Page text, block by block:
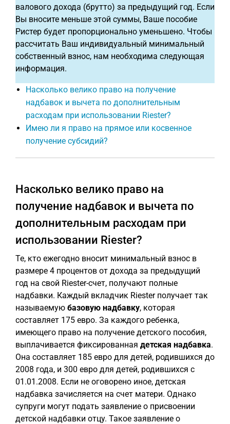
валового дохода (брутто) за предыдущий год. Если
Вы вносите меньше этой суммы, Ваше пособие
Ристер будет пропорционально уменьшено. Чтобы
рассчитать Ваш индивидуальный минимальный
собственный взнос, нам необходима следующая
информация.
Насколько велико право на получение
надбавок и вычета по дополнительным
расходам при использовании Riester?
Имею ли я право на прямое или косвенное
получение субсидий?
Насколько велико право на
получение надбавок и вычета по
дополнительным расходам при
использовании Riester?
Те, кто ежегодно вносит минимальный взнос в
размере 4 процентов от дохода за предыдущий
год на свой Riester-счет, получают полные
надбавки. Каждый вкладчик Riester получает так
называемую базовую надбавку, которая
составляет 175 евро. За каждого ребенка,
имеющего право на получение детского пособия,
выплачивается фиксированная детская надбавка.
Она составляет 185 евро для детей, родившихся до
2008 года, и 300 евро для детей, родившихся с
01.01.2008. Если не оговорено иное, детская
надбавка зачисляется на счет матери. Однако
супруги могут подать заявление о присвоении
детской надбавки отцу. Такое заявление о